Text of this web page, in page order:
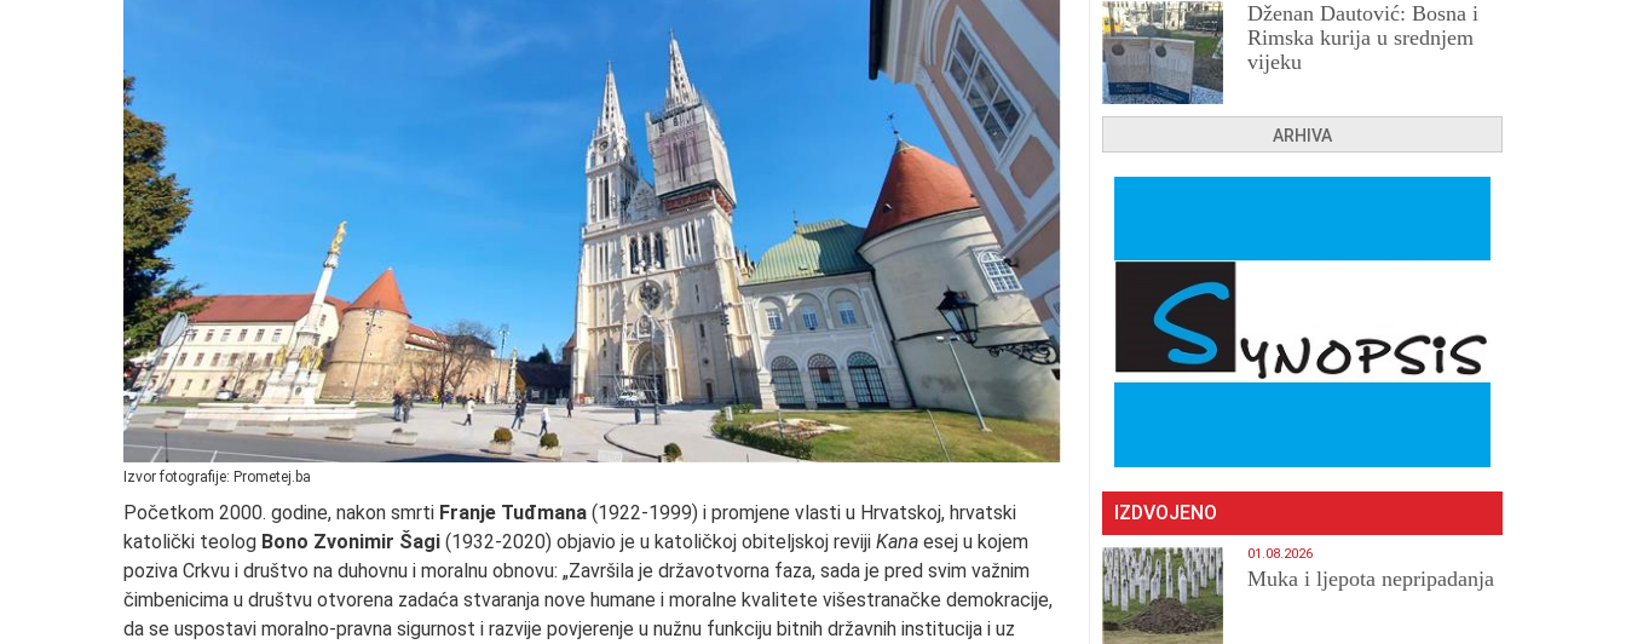
Izvor fotografije: Prometej.ba
Početkom 2000. godine, nakon smrti Franje Tuđmana (1922-1999) i promjene vlasti u Hrvatskoj, hrvatski
katolički teolog Bono Zvonimir Šagi (1932-2020) objavio je u katoličkoj obiteljskoj reviji Kana esej u kojem
poziva Crkvu i društvo na duhovnu i moralnu obnovu: „Završila je državotvorna faza, sada je pred svim važnim
čimbenicima u društvu otvorena zadaća stvaranja nove humane i moralne kvalitete višestranačke demokracije,
da se uspostavi moralno-pravna sigurnost i razvije povjerenje u nužnu funkciju bitnih državnih institucija i uz
Dženan Dautović: Bosna i
Rimska kurija u srednjem
vijeku
ARHIVA
IZDVOJENO
01.08.2026
Muka i ljepota nepripadanja